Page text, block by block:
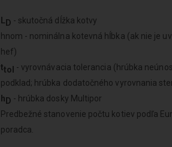
L D - skutočná dĺžka kotvy
hnom - nominálna kotevná hĺbka (ak nie je
hef)
ttol - vyrovnávacia tolerancia (hrúbka
podklad; hrúbka dodatočného vyrovnania
h D - hrúbka dosky Multipor
Predbežné stanovenie počtu kotiev podľa
poradca.